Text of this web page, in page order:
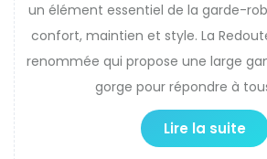
un élément essentiel de la garde-
confort, maintien et style. La
renommée qui propose une large
gorge pour répondre à
Lire la suite